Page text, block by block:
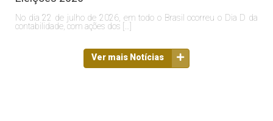
No dia 22 de julho de 2026, em todo o Brasil ocorreu o Dia D da
contabilidade, com ações dos […]
Ver mais Notícias